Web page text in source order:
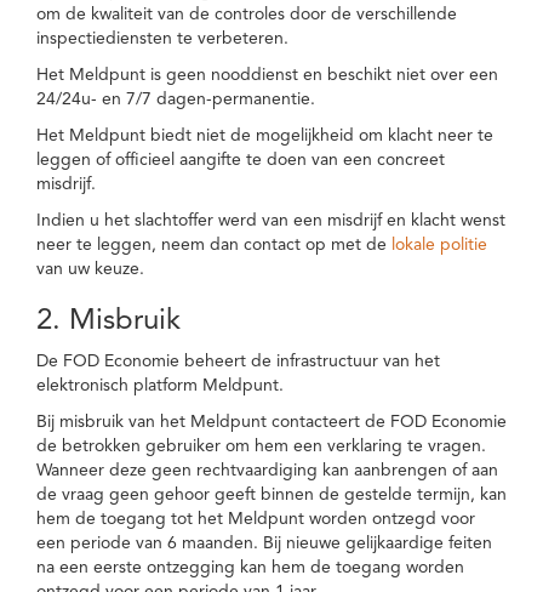
om de kwaliteit van de controles door de verschillende
inspectiediensten te verbeteren.
Het Meldpunt is geen nooddienst en beschikt niet over een
24/24u- en 7/7 dagen-permanentie.
Het Meldpunt biedt niet de mogelijkheid om klacht neer te
leggen of officieel aangifte te doen van een concreet
misdrijf.
Indien u het slachtoffer werd van een misdrijf en klacht wenst
neer te leggen, neem dan contact op met de lokale politie
van uw keuze.
2. Misbruik
De FOD Economie beheert de infrastructuur van het
elektronisch platform Meldpunt.
Bij misbruik van het Meldpunt contacteert de FOD Economie
de betrokken gebruiker om hem een verklaring te vragen.
Wanneer deze geen rechtvaardiging kan aanbrengen of aan
de vraag geen gehoor geeft binnen de gestelde termijn, kan
hem de toegang tot het Meldpunt worden ontzegd voor
een periode van 6 maanden. Bij nieuwe gelijkaardige feiten
na een eerste ontzegging kan hem de toegang worden